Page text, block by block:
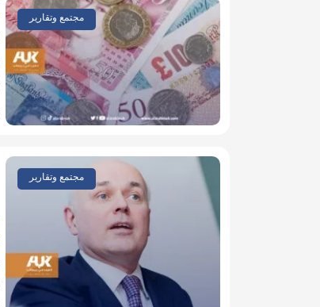
مجتمع وتقارير
مجتمع وتقارير